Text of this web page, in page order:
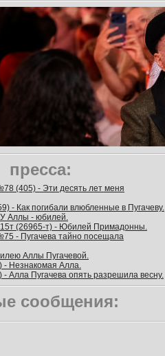
пресса:
(405) - Эти десять лет меня
- Как погибали влюбленные в Пугачеву.
Аллы - юбилей.
(26965-т) - Юбилей Примадонны.
- Пугачева тайно посещала
Аллы Пугачевой.
Незнакомая Алла.
Алла Пугачева опять разрешила весну.
сообщения: